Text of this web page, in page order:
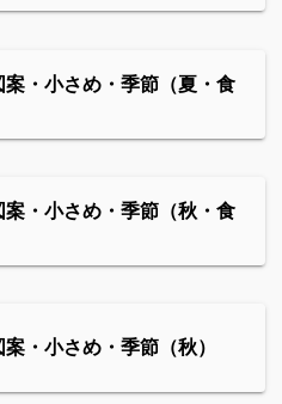
・小さめ・季節（夏・食
・小さめ・季節（秋・食
・小さめ・季節（秋）